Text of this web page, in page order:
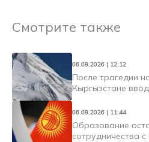
Смотрите также
06.08.2026 | 12:12
После трагедии
Кыргызстане
06.08.2026 | 11:44
Образование
сотрудничества